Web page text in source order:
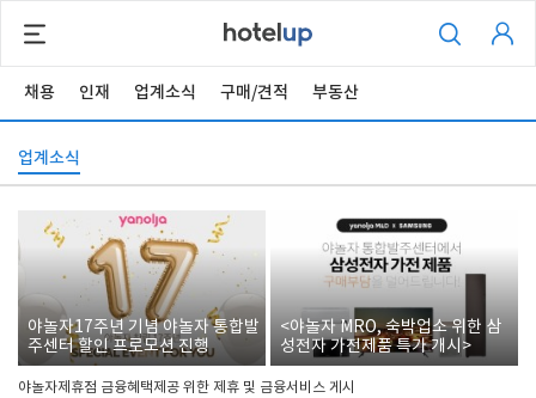
채용 인재 업계소식 구매/견적 부동산
업계소식
야놀자17주년 기념 야놀자 통합발
주센터 할인 프로모션 진행
<야놀자 MRO, 숙박업소 위한 삼
성전자 가전제품 특가 개시>
야놀자제휴점 금융혜택제공 위한 제휴 및 금융서비스 게시